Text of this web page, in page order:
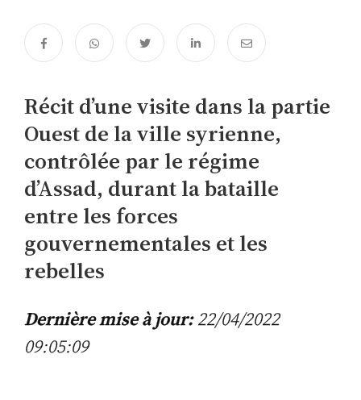
Récit d’une visite dans la partie
Ouest de la ville syrienne,
contrôlée par le régime
d’Assad, durant la bataille
entre les forces
gouvernementales et les
rebelles
Dernière mise à jour:22/04/2022
09:05:09